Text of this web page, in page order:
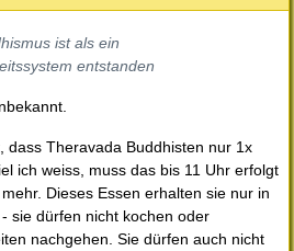
ist als ein
entstanden
dass Theravada Buddhisten nur 1x
ich weiss, muss das bis 11 Uhr erfolgt
Dieses Essen erhalten sie nur in
sie dürfen nicht kochen oder
nachgehen. Sie dürfen auch nicht